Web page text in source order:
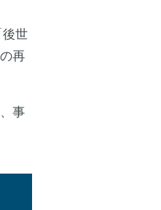
世
再
事